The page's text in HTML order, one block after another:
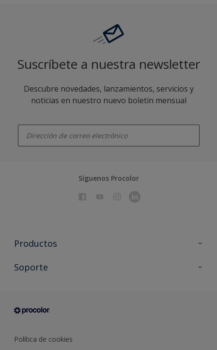
Suscríbete a nuestra newsletter
Descubre novedades, lanzamientos, servicios y
noticias en nuestro nuevo boletín mensual
Síguenos Procolor
Productos
Todos los productos
Condiciones generales de venta
Soporte
Sobre Procolor
Política de cookies